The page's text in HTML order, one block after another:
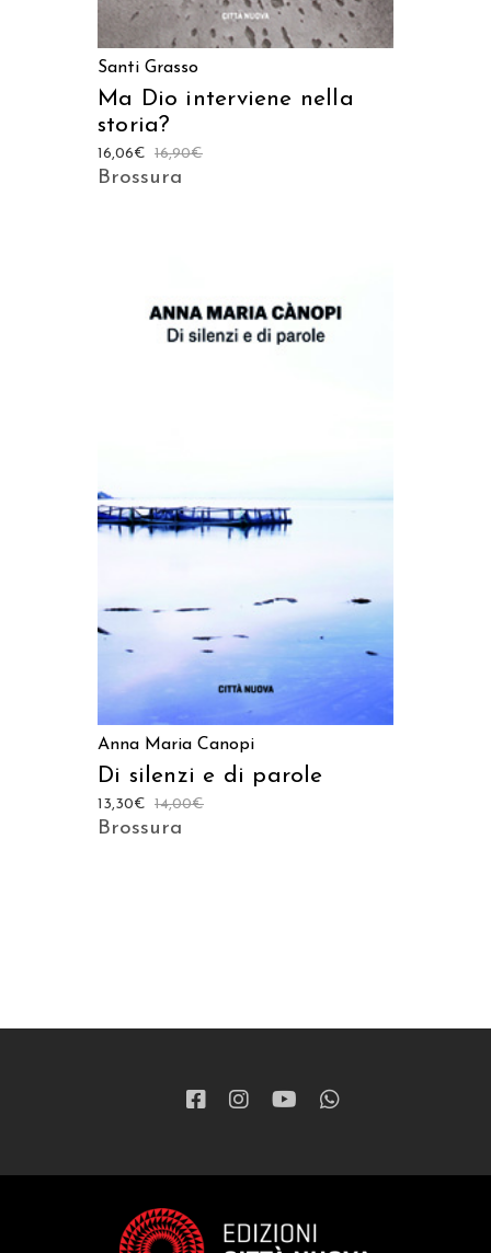
Santi Grasso
Ma Dio interviene nella
storia?
16,90€
16,06€
Brossura
Anna Maria Canopi
Di silenzi e di parole
14,00€
13,30€
Brossura